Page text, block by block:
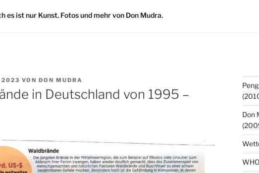
es ist nur Kunst. Fotos und mehr von Don Mudra.
2023 VON DON MUDRA
in Deutschland von 1995 –
Don